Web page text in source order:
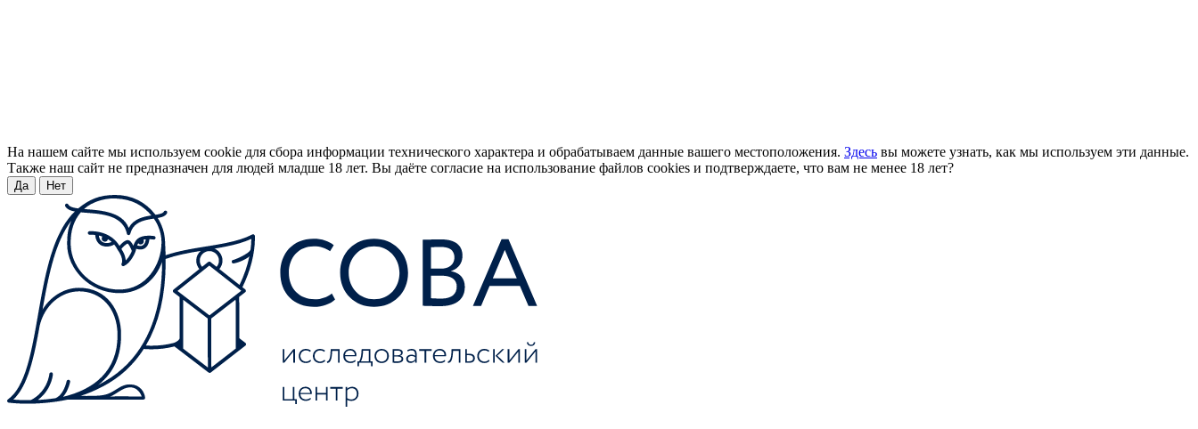
На нашем сайте мы используем cookie для сбора информации технического характера и обрабатываем данные вашего местоположения. Здесь вы можете узнать, как мы используем эти данные.
Также наш сайт не предназначен для людей младше 18 лет. Вы даёте согласие на использование файлов cookies и подтверждаете, что вам не менее 18 лет?
Да Нет